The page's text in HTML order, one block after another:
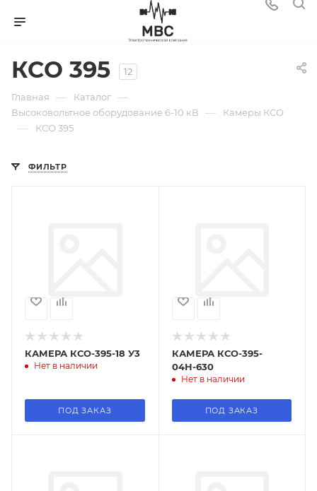
КСО 395 12
Главная — Каталог —
Высоковольтное оборудование 6-10 кВ — Камеры КСО
— КСО 395
ФИЛЬТР
КАМЕРА КСО-395-18 У3
Нет в наличии
ПОД ЗАКАЗ
КАМЕРА КСО-395-
04Н-630
Нет в наличии
ПОД ЗАКАЗ